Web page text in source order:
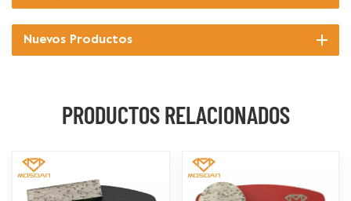
Nuevos Productos
PRODUCTOS RELACIONADOS